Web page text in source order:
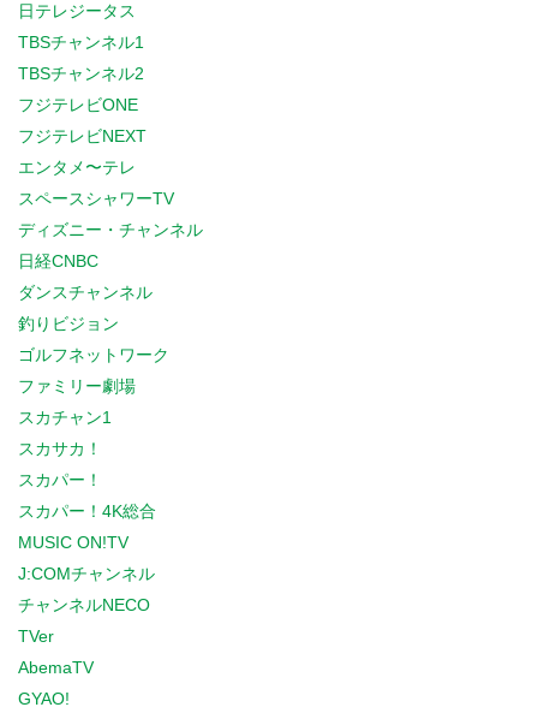
日テレジータス
TBSチャンネル1
TBSチャンネル2
フジテレビONE
フジテレビNEXT
エンタメ〜テレ
スペースシャワーTV
ディズニー・チャンネル
日経CNBC
ダンスチャンネル
釣りビジョン
ゴルフネットワーク
ファミリー劇場
スカチャン1
スカサカ！
スカパー！
スカパー！4K総合
MUSIC ON!TV
J:COMチャンネル
チャンネルNECO
TVer
AbemaTV
GYAO!